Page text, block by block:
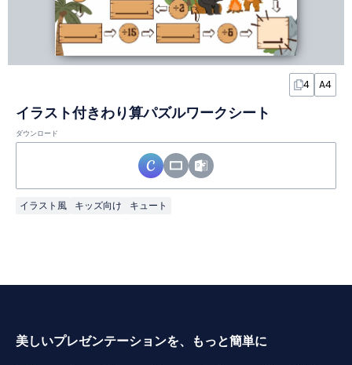
4 A4
イラスト付きわり算パズルワークシート
ダウンロード
イラスト風 キッズ向け キュート
美しいプレゼンテーションを、もっと簡単に